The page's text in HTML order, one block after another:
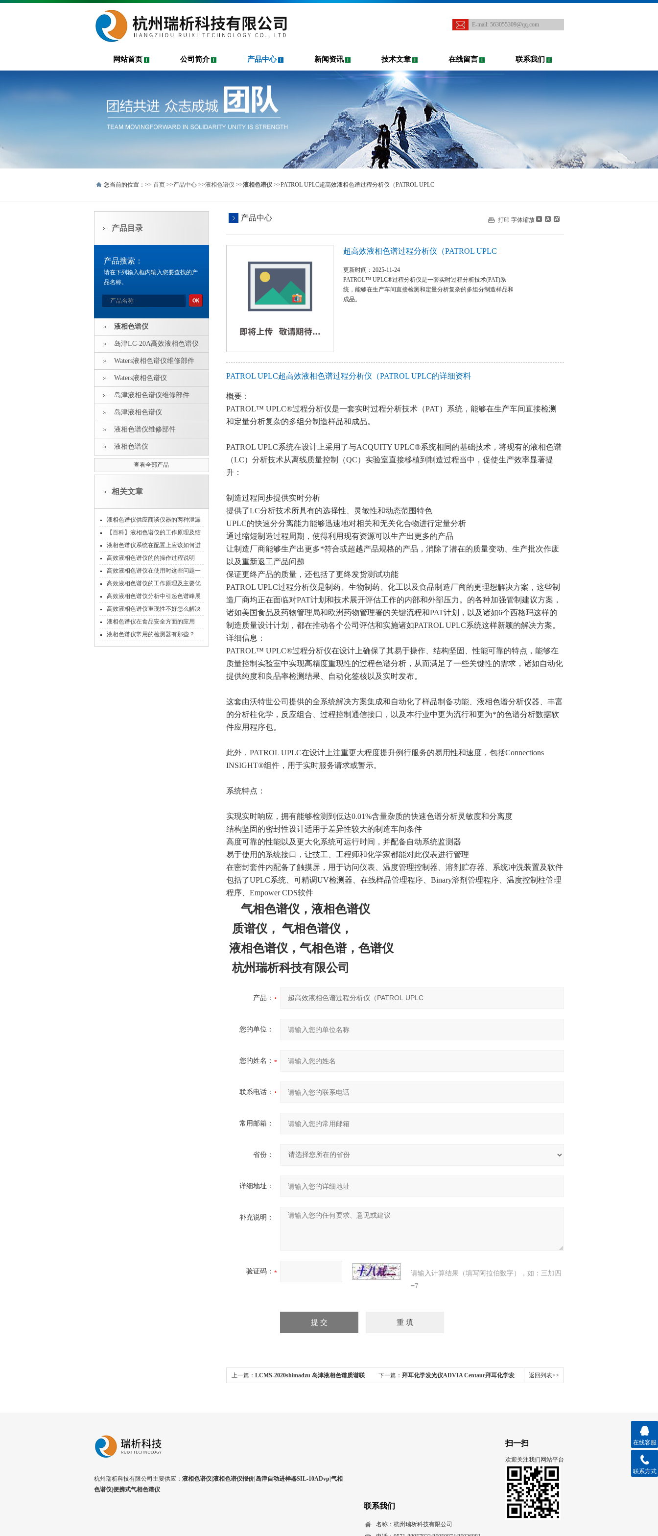
E-mail: 563055309@qq.com
网站首页 公司简介 产品中心 新闻资讯 技术文章 在线留言 联系我们
您当前的位置：>> 首页 >>产品中心 >>液相色谱仪 >>液相色谱仪 >>PATROL UPLC超高效液相色谱过程分析仪（PATROL UPLC
产品目录
产品搜索：
请在下列输入框内输入您要查找的产
品名称。
液相色谱仪
岛津LC-20A高效液相色谱仪
Waters液相色谱仪维修部件
Waters液相色谱仪
岛津液相色谱仪维修部件
岛津液相色谱仪
液相色谱仪维修部件
液相色谱仪
查看全部产品
相关文章
液相色谱仪供应商谈仪器的两种泄漏
问题
【百科】液相色谱仪的工作原理及结
构系统
液相色谱仪系统在配置上应该如何进
行操作？
高效液相色谱仪的的操作过程说明
高效液相色谱仪在使用时这些问题一
定要注意！
高效液相色谱仪的工作原理及主要优
点
高效液相色谱仪分析中引起色谱峰展
宽的因素
高效液相色谱仪重现性不好怎么解决
?
液相色谱仪在食品安全方面的应用
液相色谱仪常用的检测器有那些？
产品中心 打印 字体缩放
超高效液相色谱过程分析仪（PATROL UPLC
更新时间：2025-11-24
PATROL™ UPLC®过程分析仪是一套实时过程分析技术(PAT)系
统，能够在生产车间直接检测和定量分析复杂的多组分制造样品和
成品。
PATROL UPLC超高效液相色谱过程分析仪（PATROL UPLC的详细资料
概要：
PATROL™ UPLC®过程分析仪是一套实时过程分析技术（PAT）系统，能够在生产车间直接检测
和定量分析复杂的多组分制造样品和成品。
PATROL UPLC系统在设计上采用了与ACQUITY UPLC®系统相同的基础技术，将现有的液相色谱
（LC）分析技术从离线质量控制（QC）实验室直接移植到制造过程当中，促使生产效率显著提
升：
制造过程同步提供实时分析
提供了LC分析技术所具有的选择性、灵敏性和动态范围特色
UPLC的快速分分离能力能够迅速地对相关和无关化合物进行定量分析
通过缩短制造过程周期，使得利用现有资源可以生产出更多的产品
让制造厂商能够生产出更多*符合或超越产品规格的产品，消除了潜在的质量变动、生产批次作废
以及重新返工产品问题
保证更终产品的质量，还包括了更终发货测试功能
PATROL UPLC过程分析仪是制药、生物制药、化工以及食品制造厂商的更理想解决方案，这些制
造厂商均正在面临对PAT计划和技术展开评估工作的内部和外部压力。的各种加强管制建议方案，
诸如美国食品及药物管理局和欧洲药物管理署的关键流程和PAT计划，以及诸如6个西格玛这样的
制造质量设计计划，都在推动各个公司评估和实施诸如PATROL UPLC系统这样新颖的解决方案。
详细信息：
PATROL™ UPLC®过程分析仪在设计上确保了其易于操作、结构坚固、性能可靠的特点，能够在
质量控制实验室中实现高精度重现性的过程色谱分析，从而满足了一些关键性的需求，诸如自动化
提供纯度和良品率检测结果、自动化签核以及实时发布。
这套由沃特世公司提供的全系统解决方案集成和自动化了样品制备功能、液相色谱分析仪器、丰富
的分析柱化学，反应组合、过程控制通信接口，以及本行业中更为流行和更为*的色谱分析数据软
件应用程序包。
此外，PATROL UPLC在设计上注重更大程度提升例行服务的易用性和速度，包括Connections
INSIGHT®组件，用于实时服务请求或警示。
系统特点：
实现实时响应，拥有能够检测到低达0.01%含量杂质的快速色谱分析灵敏度和分离度
结构坚固的密封性设计适用于差异性较大的制造车间条件
高度可靠的性能以及更大化系统可运行时间，并配备自动系统监测器
易于使用的系统接口，让技工、工程师和化学家都能对此仪表进行管理
在密封套件内配备了触摸屏，用于访问仪表、温度管理控制器、溶剂贮存器、系统冲洗装置及软件
包括了UPLC系统、可精调UV检测器、在线样品管理程序、Binary溶剂管理程序、温度控制柱管理
程序、Empower CDS软件
气相色谱仪 ， 液相色谱仪
质谱仪 ， 气相色谱仪 ，
液相色谱仪 ， 气相色谱， 色谱仪
杭州瑞析科技有限公司
产品：
您的单位：
您的姓名：
联系电话：
常用邮箱：
省份：
详细地址：
补充说明：
验证码：
请输入计算结果（填写阿拉伯数字），如：三加四
=7
上一篇： LCMS-2020shimadzu 岛津液相色谱质谱联 下一篇： 拜耳化学发光仪ADVIA Centaur拜耳化学发 返回列表>>
杭州瑞析科技有限公司主要供应： 液相色谱仪|液相色谱仪报价|岛津自动进样器SIL-10ADvp|气相
色谱仪|便携式气相色谱仪
扫一扫
欢迎关注我们网站平台
联系我们
名称：杭州瑞析科技有限公司
在线客服
联系方式